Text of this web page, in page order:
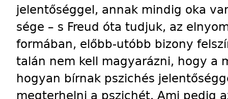
jelentőséggel, annak mindig oka
sége – s Freud óta tudjuk, az
formában, előbb-utóbb bizony
talán nem kell magyarázni, hogy a
hogyan bírnak pszichés
megterhelni a pszichét. Ami pedig